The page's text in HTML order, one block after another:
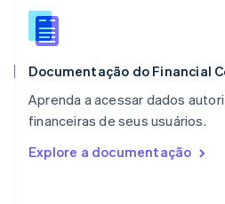
Documentação do Financial
Aprenda a acessar dados
financeiras de seus usuários.
Explore a documentação
Português
RAE de Hong Kong, China
Reino Unido
República Tcheca
English
English